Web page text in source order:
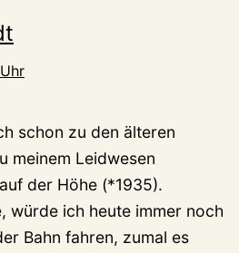
schon zu den älteren
meinem Leidwesen
der Höhe (*1935).
würde ich heute immer noch
Bahn fahren, zumal es